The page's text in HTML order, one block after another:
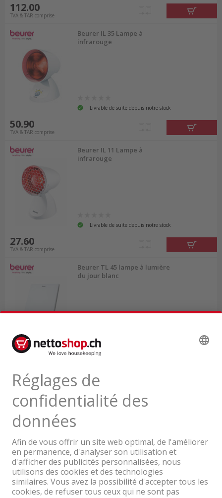
112.00
TVA & TAR comprise
Beurer IL 35 Lampe à
infrarouge
Livrable de suite depuis notre stock
50.90
TVA & TAR comprise
Beurer IL 11 Lampe à
infrarouge
Livrable de suite depuis notre stock
27.60
TVA & TAR comprise
Beurer TL 45 lampe à lumière
du jour blanc
70.95
TVA & TAR comprise
Une entreprise du Groupe Coop